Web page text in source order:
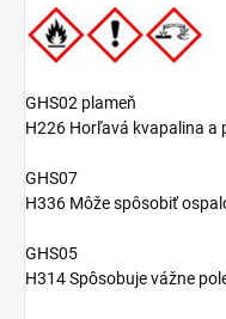
GHS02 plameň
H226 Horľavá kvapalina a
GHS07
H336 Môže spôsobiť
GHS05
H314 Spôsobuje vážne